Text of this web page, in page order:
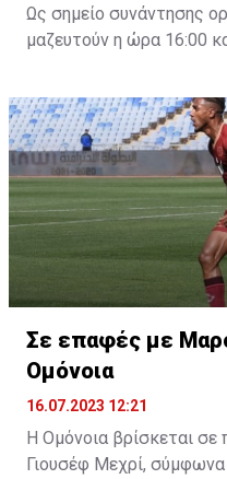
Ως σημείο συνάντησης
μαζευτούν η ώρα 16:00
δώοσυν το παρών τους
της ομάδας.
Σε επαφές με
Ομόνοια
16.07.2023 12:21
Η Ομόνοια βρίσκεται
Γιουσέφ Μεχρί,